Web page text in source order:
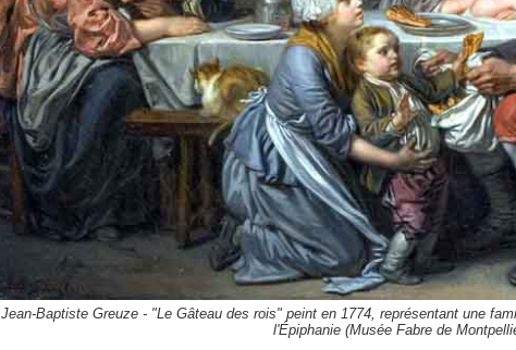
Jean-Baptiste Greuze - "Le Gâteau des rois" peint en 1774, représentant une
l'Épiphanie (Musée Fabre de